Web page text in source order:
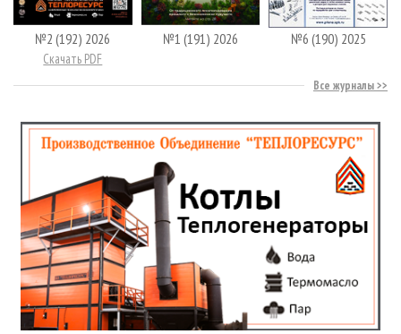
№2 (192) 2026
Скачать PDF
№1 (191) 2026 №6 (190) 2025
Все журналы